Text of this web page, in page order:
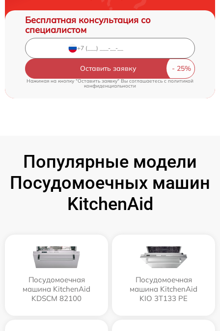
Бесплатная консультация со
специалистом
Оставить заявку
Нажимая на кнопку "Оставить заявку" Вы соглашаетесь cполитикой
конфиденциальности
Популярные модели
Посудомоечных машин
KitchenAid
Посудомоечная
машина KitchenAid
KDSCM 82100
Посудомоечная
машина KitchenAid
KIO 3T133 PE